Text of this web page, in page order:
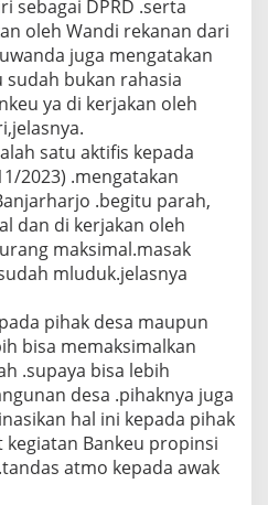
sebagai DPRD .serta
oleh Wandi rekanan dari
juga mengatakan
sudah bukan rahasia
ya di kerjakan oleh
satu aktifis kepada
2023) .mengatakan
.begitu parah,
dan di kerjakan oleh
maksimal.masak
mluduk.jelasnya
pihak desa maupun
bisa memaksimalkan
.supaya bisa lebih
desa .pihaknya juga
hal ini kepada pihak
Bankeu propinsi
atmo kepada awak